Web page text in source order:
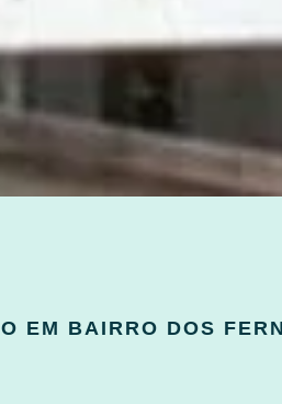
EM BAIRRO DOS